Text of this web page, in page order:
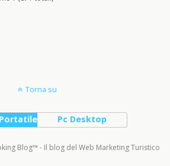
Torna su
Pc Desktop
Blog™ - Il blog del Web Marketing Turistico